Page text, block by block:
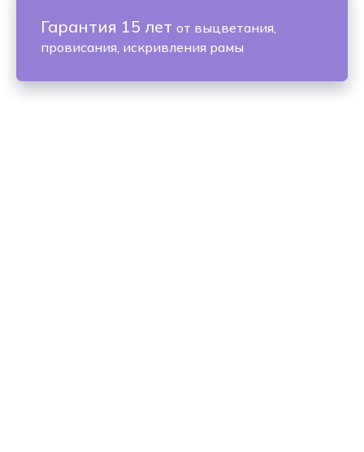
Гарантия 15 лет от выцветания,
провисания, искривления рамы